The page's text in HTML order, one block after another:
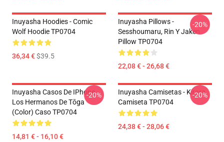
Inuyasha Hoodies - Comic
Wolf Hoodie TP0704
36,34 €$39.5
Inuyasha Pillows -
Sesshoumaru, Rin Y Jaken
Pillow TP0704
22,08 € - 26,68 €
-20%
Inuyasha Casos De IPhone -
Los Hermanos De Tōga
(color) Caso TP0704
14,81 € - 16,10 €
-20%
Inuyasha Camisetas - Kirara
Camiseta TP0704
24,38 € - 28,06 €
-20%